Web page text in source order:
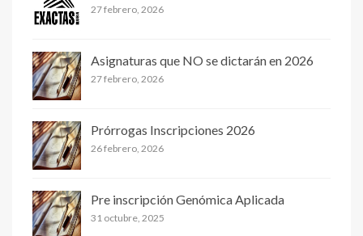
27 febrero, 2026
Asignaturas que NO se dictarán en 2026
27 febrero, 2026
Prórrogas Inscripciones 2026
26 febrero, 2026
Pre inscripción Genómica Aplicada
31 octubre, 2025